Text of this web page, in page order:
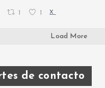
1 1 X
Load More
de contacto